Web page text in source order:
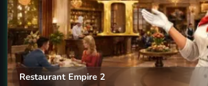
Restaurant Empire 2